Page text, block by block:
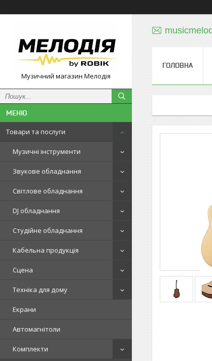
Музичний магазин Мелодія
Товари та послуги
Музичні інструменти
Звукове обладнання
Світлове обладнання
DJ обладнання
Студійне обладнання
Кабельна продукція
Сцена
Техніка для дому
Екрани
Автомагнітоли
Комплекти
ГОЛОВНА